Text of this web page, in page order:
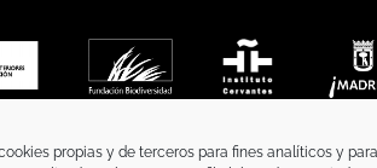
propias y de terceros para fines analíticos y